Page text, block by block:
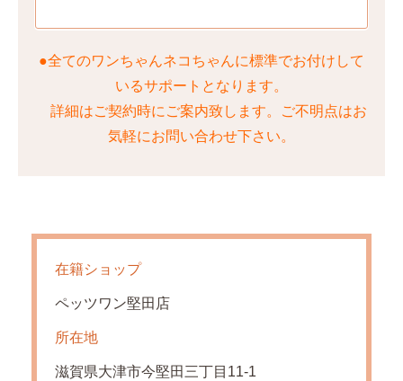
●全てのワンちゃんネコちゃんに標準でお付けして
いるサポートとなります。
詳細はご契約時にご案内致します。ご不明点はお
気軽にお問い合わせ下さい。
在籍ショップ
ペッツワン堅田店
所在地
滋賀県大津市今堅田三丁目11-1